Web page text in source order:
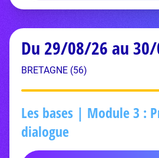
Du 29/08/26 au
BRETAGNE (56)
Les bases | Module 3 :
dialogue